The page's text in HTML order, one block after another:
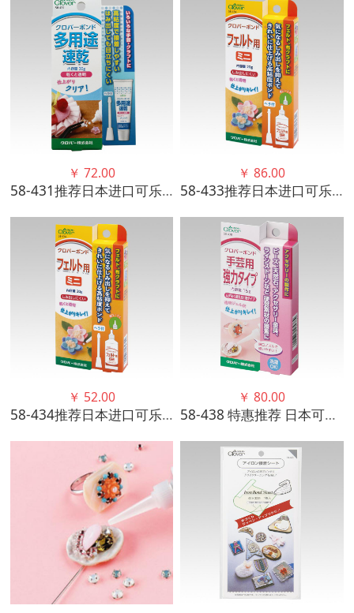
￥ 72.00
58-431推荐日本进口可乐工具多用途速干胶水 适用于各种材料
￥ 86.00
58-433推荐日本进口可乐工具手工艺胶(毛毡用) 22年新包装
￥ 52.00
58-434推荐日本进口可乐工具手工艺胶(毛毡用) 22年新包装
￥ 80.00
58-438 特惠推荐 日本可乐工具手工艺胶水强力优质